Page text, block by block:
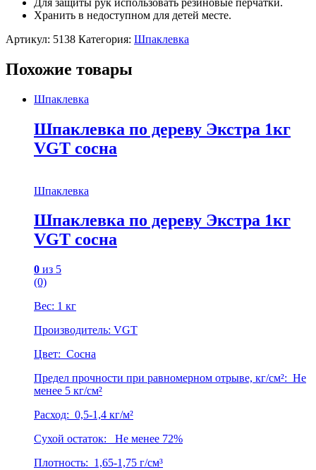
Хранить в недоступном для детей месте.
Артикул: 5138 Категория: Шпаклевка
Похожие товары
Шпаклевка
Шпаклевка по дереву Экстра 1кг
VGT сосна
Шпаклевка
Шпаклевка по дереву Экстра 1кг
VGT сосна
0 из 5
(0)
Вес: 1 кг
Производитель: VGT
Цвет: Сосна
Предел прочности при равномерном отрыве, кг/см²: Не
менее 5 кг/см²
Расход: 0,5-1,4 кг/м²
Сухой остаток: Не менее 72%
Плотность: 1,65-1,75 г/см³